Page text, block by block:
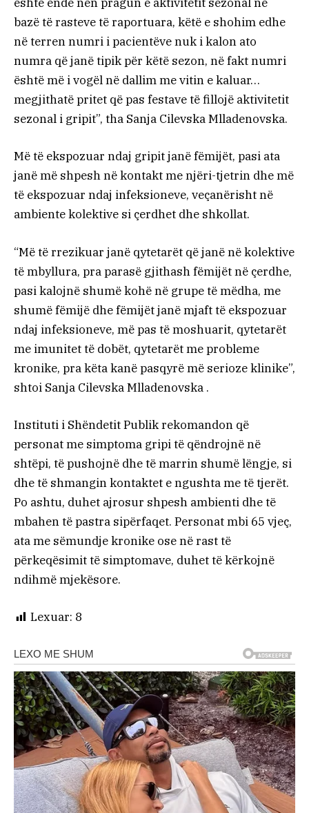
bazë të rasteve të raportuara, këtë e shohim edhe
në terren numri i pacientëve nuk i kalon ato
numra që janë tipik për këtë sezon, në fakt numri
është më i vogël në dallim me vitin e kaluar…
megjithatë pritet që pas festave të fillojë aktivitetit
sezonal i gripit”, tha Sanja Cilevska Mlladenovska.
Më të ekspozuar ndaj gripit janë fëmijët, pasi ata
janë më shpesh në kontakt me njëri-tjetrin dhe më
të ekspozuar ndaj infeksioneve, veçanërisht në
ambiente kolektive si çerdhet dhe shkollat.
“Më të rrezikuar janë qytetarët që janë në kolektive
të mbyllura, pra parasë gjithash fëmijët në çerdhe,
pasi kalojnë shumë kohë në grupe të mëdha, me
shumë fëmijë dhe fëmijët janë mjaft të ekspozuar
ndaj infeksioneve, më pas të moshuarit, qytetarët
me imunitet të dobët, qytetarët me probleme
kronike, pra këta kanë pasqyrë më serioze klinike”,
shtoi Sanja Cilevska Mlladenovska .
Instituti i Shëndetit Publik rekomandon që
personat me simptoma gripi të qëndrojnë në
shtëpi, të pushojnë dhe të marrin shumë lëngje, si
dhe të shmangin kontaktet e ngushta me të tjerët.
Po ashtu, duhet ajrosur shpesh ambienti dhe të
mbahen të pastra sipërfaqet. Personat mbi 65 vjeç,
ata me sëmundje kronike ose në rast të
përkeqësimit të simptomave, duhet të kërkojnë
ndihmë mjekësore.
Lexuar: 8